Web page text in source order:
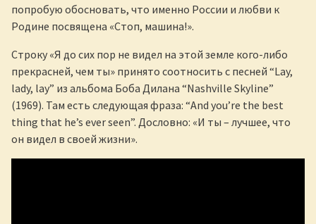
попробую обосновать, что именно России и любви к
Родине посвящена «Стоп, машина!».
Строку «Я до сих пор не видел на этой земле кого-либо
прекрасней, чем ты» принято соотносить с песней “Lay,
lady, lay” из альбома Боба Дилана “Nashville Skyline”
(1969). Там есть следующая фраза: “And you’re the best
thing that he’s ever seen”. Дословно: «И ты – лучшее, что
он видел в своей жизни».